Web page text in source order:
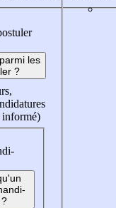
les
?
informé)